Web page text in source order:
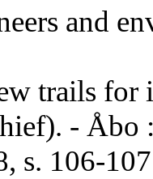
and
trails for
-
s. 106-